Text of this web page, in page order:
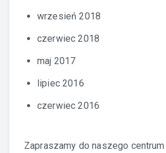
wrzesień 2018
czerwiec 2018
maj 2017
lipiec 2016
czerwiec 2016
Zapraszamy do naszego